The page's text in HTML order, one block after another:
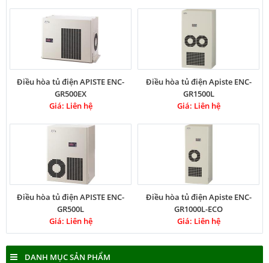
Điều hòa tủ điện APISTE ENC-
GR500EX
Giá: Liên hệ
Điều hòa tủ điện Apiste ENC-
GR1500L
Giá: Liên hệ
Điều hòa tủ điện APISTE ENC-
GR500L
Giá: Liên hệ
Điều hòa tủ điện Apiste ENC-
GR1000L-ECO
Giá: Liên hệ
DANH MỤC SẢN PHẨM